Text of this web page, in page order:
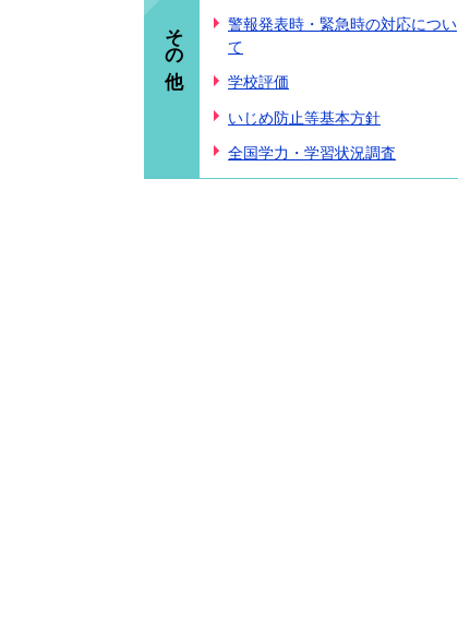
その他
警報発表時・緊急時の対応につい
て
学校評価
いじめ防止等基本方針
全国学力・学習状況調査